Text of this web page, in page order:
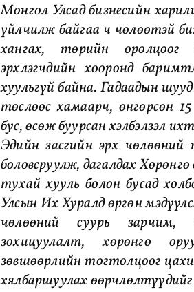
Монгол Улсад бизнесийн
үйлчилж байгаа ч чөлөөтэй
хангах, төрийн оролцоог
эрхлэгчдийн хооронд
хуульгүй байна. Гадаадын
төслөөс хамаарч, өнгөрсөн
бус, өсөж буурсан хэлбэлзэл
Эдийн засгийн эрх
боловсруулж, дагалдах
тухай хууль болон бусад
Улсын Их Хуралд өргөн
чөлөөний суурь зарчим,
зохицуулалт, хөрөнгө
зөвшөөрлийн тогтолцоог
хялбаршуулах